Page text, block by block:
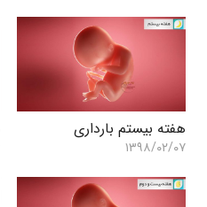
هفته بیستم بارداری
۱۳۹۸/۰۲/۰۷